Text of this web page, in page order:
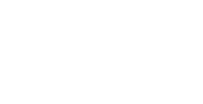
ﾟｴｰﾙ）